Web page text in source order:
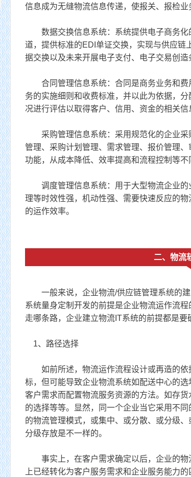
信息成为无缝物流信息传递，使报关、报检
数据交换信息系统：系统提供电子商务化
道，提供标准的EDI单证交换，实现与供应
据交换以及未来开展电子支付、电子交易创造
合同管理信息系统：合同是商务业务和费
务的实施细则和收费标准，并以此为依据，
况进行评估以取得客户、信用、资金的相关信
采购管理信息系统：采用规范化的企业采
管理、采购计划管理、需求管理、报价管理
功能，从成本降低、效率提高和流程控制等不
调度管理信息系统：用于大型物流企业的
理等时效性强，机动性强、需要快速反应的
的运作效率。
二、物流
一般来说，企业物流/供应链管理系统的建
系统量身定制开发的前提是企业物流运作流
走哪条路，企业建立物流IT系统的前提都是要
1、路径选择
如前所述，物流运作流程设计或再造的依
标，但可能导致企业物流系统如配送中心的
客户需求而配置物流服务资源的方法。如存
的选择等等。显然，同一个企业当它采用不
的物流管理模式，或集中、或分散、或分级
分级存放是不一样的。
事实上，在客户需求确定以后，企业的物
上已经转化为客户服务需求和企业服务能力的